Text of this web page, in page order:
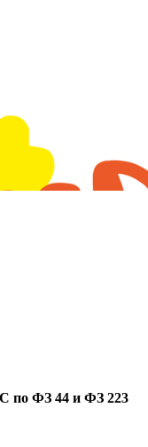
по ФЗ 44 и ФЗ 223